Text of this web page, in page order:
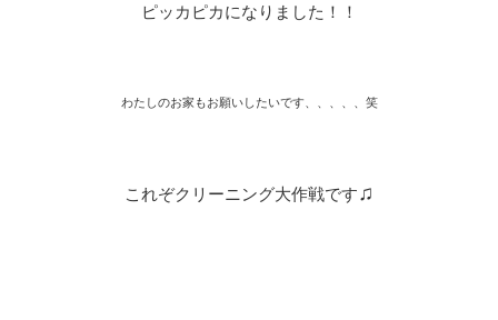
ピッカピカになりました！！
わたしのお家もお願いしたいです、、、、、笑
これぞクリーニング大作戦です♫